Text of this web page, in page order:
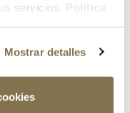
servicios. Política
Mostrar detalles